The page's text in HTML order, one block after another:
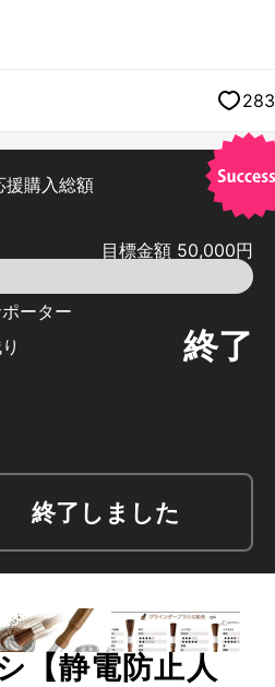
283
援購入総額
目標金額 50,000円
ーター
終了
終了しました
【静電防止人